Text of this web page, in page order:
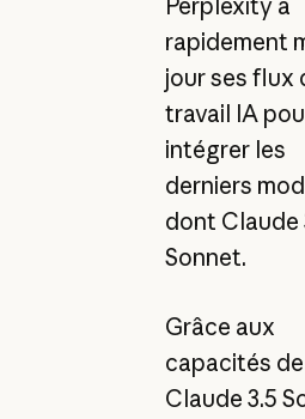
rapidement
jour ses flux
travail IA
intégrer les
derniers
dont Claude
Sonnet.
Grâce aux
capacités de
Claude 3.5